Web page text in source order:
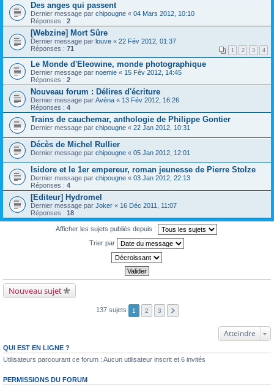
Des anges qui passent
Dernier message par chipougne « 04 Mars 2012, 10:10
Réponses : 2
[Webzine] Mort Sûre
Dernier message par louve « 22 Fév 2012, 01:37
Réponses : 71 1 2 3 4
Le Monde d'Eleowine, monde photographique
Dernier message par noemie « 15 Fév 2012, 14:45
Réponses : 2
Nouveau forum : Délires d'écriture
Dernier message par Avéna « 13 Fév 2012, 16:26
Réponses : 4
Trains de cauchemar, anthologie de Philippe Gontier
Dernier message par chipougne « 22 Jan 2012, 10:31
Décès de Michel Rullier
Dernier message par chipougne « 05 Jan 2012, 12:01
Isidore et le 1er empereur, roman jeunesse de Pierre Stolze
Dernier message par chipougne « 03 Jan 2012, 22:13
Réponses : 4
[Editeur] Hydromel
Dernier message par Joker « 16 Déc 2011, 11:07
Réponses : 18
Afficher les sujets publiés depuis :
Trier par
Nouveau sujet
137 sujets 1 2 3
Atteindre
QUI EST EN LIGNE ?
Utilisateurs parcourant ce forum : Aucun utilisateur inscrit et 6 invités
PERMISSIONS DU FORUM